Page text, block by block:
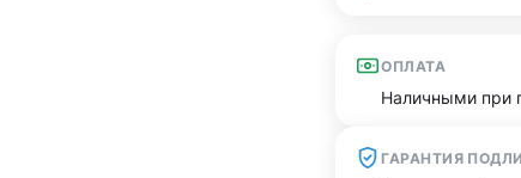
ОПЛАТА
Наличными при
ГАРАНТИЯ